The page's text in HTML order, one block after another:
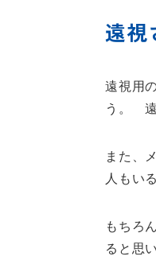
遠視
遠視用
う。 遠
また、
人もい
もちろ
ると思